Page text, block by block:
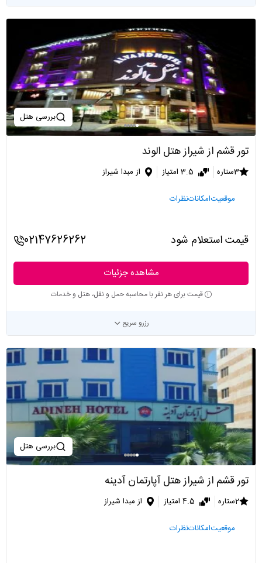
بررسی هتل
تور قشم از شیراز هتل الوند
3ستاره 3.5 امتیاز از مبدا شیراز
موقعیتامکاناتنظرات
قیمت استعلام شود 02147626262
مشاهده جزئیات
قیمت برای هر نفر با محاسبه حمل و نقل، هتل و خدمات
رزرو سریع
بررسی هتل
تور قشم از شیراز هتل آپارتمان آدینه
2ستاره 4.5 امتیاز از مبدا شیراز
موقعیتامکاناتنظرات